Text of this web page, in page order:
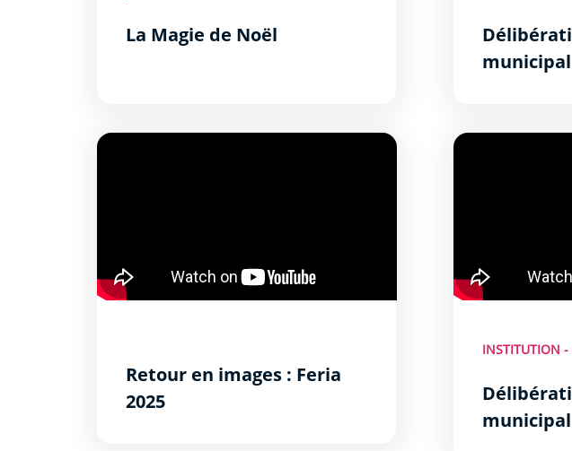
La Magie de Noël
Retour en images : Feria
2025
INSTITUTION -